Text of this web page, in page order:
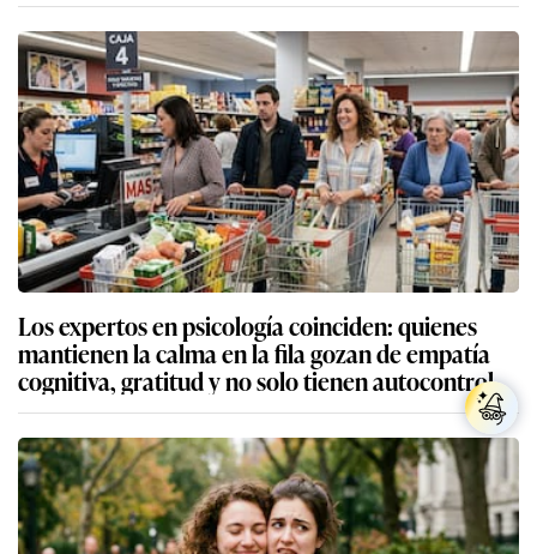
Los expertos en psicología coinciden: quienes
mantienen la calma en la fila gozan de empatía
cognitiva, gratitud y no solo tienen autocontrol